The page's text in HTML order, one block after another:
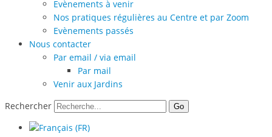
Evènements à venir
Nos pratiques régulières au Centre et par Zoom
Evènements passés
Nous contacter
Par email / via email
Par mail
Venir aux Jardins
Rechercher
Go